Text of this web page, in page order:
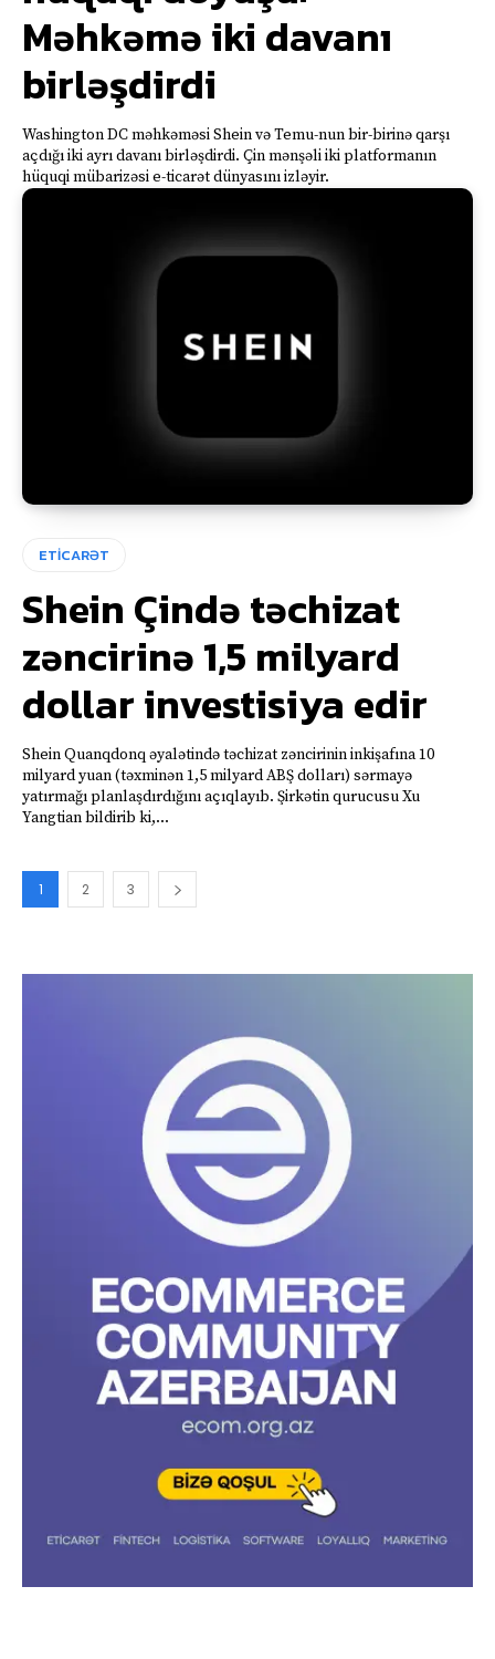
Məhkəmə iki davanı
birləşdirdi
Washington DC məhkəməsi Shein və Temu-nun bir-birinə qarşı
açdığı iki ayrı davanı birləşdirdi. Çin mənşəli iki platformanın
hüquqi mübarizəsi e-ticarət dünyasını izləyir.
ETİCARƏT
Shein Çində təchizat
zəncirinə 1,5 milyard
dollar investisiya edir
Shein Quanqdonq əyalətində təchizat zəncirinin inkişafına 10
milyard yuan (təxminən 1,5 milyard ABŞ dolları) sərmayə
yatırmağı planlaşdırdığını açıqlayıb. Şirkətin qurucusu Xu
Yangtian bildirib ki,...
1 2 3